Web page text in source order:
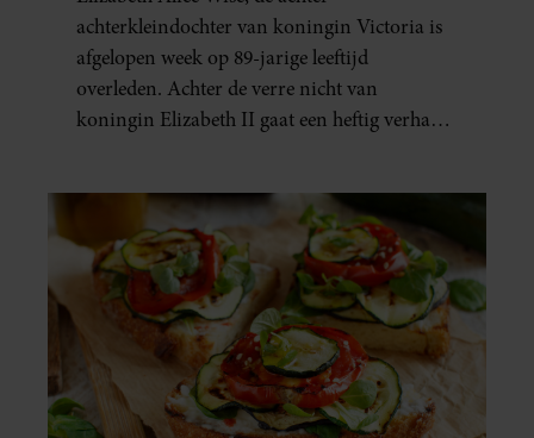
achterkleindochter van koningin Victoria is
afgelopen week op 89-jarige leeftijd
overleden. Achter de verre nicht van
koningin Elizabeth II gaat een heftig verhaal